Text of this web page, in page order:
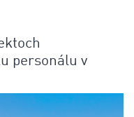
personálu v